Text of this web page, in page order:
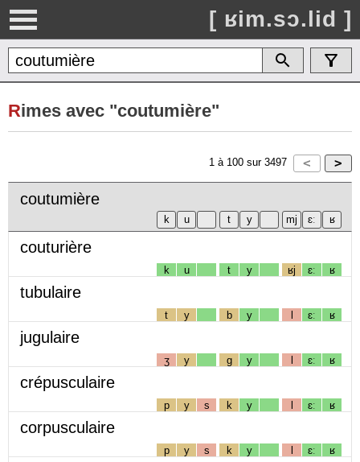
[ ʁim.sɔ.lid ]
Rimes avec "coutumière"
1 à 100 sur 3497
coutumière
couturière
k u t y ʁj ɛː ʁ
tubulaire
t y b y l ɛː ʁ
jugulaire
ʒ y g y l ɛː ʁ
crépusculaire
p y s k y l ɛː ʁ
corpusculaire
p y s k y l ɛː ʁ